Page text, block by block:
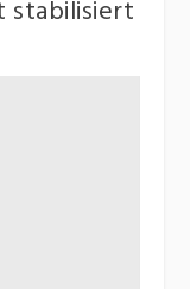
stabilisiert